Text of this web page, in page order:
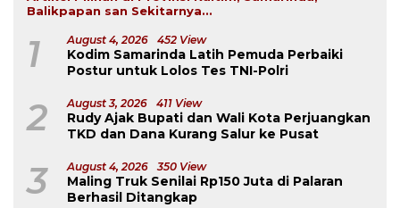
Balikpapan san Sekitarnya...
1 August 4, 2026 452 View
Kodim Samarinda Latih Pemuda Perbaiki
Postur untuk Lolos Tes TNI-Polri
2 August 3, 2026 411 View
Rudy Ajak Bupati dan Wali Kota Perjuangkan
TKD dan Dana Kurang Salur ke Pusat
3 August 4, 2026 350 View
Maling Truk Senilai Rp150 Juta di Palaran
Berhasil Ditangkap